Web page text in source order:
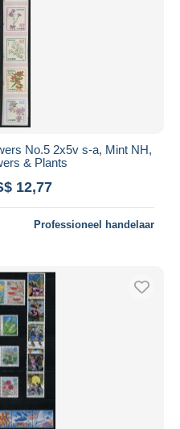
tijdperk)
No.5 2x5v s-a, Mint NH,
& Plants
12,77
Professioneel handelaar